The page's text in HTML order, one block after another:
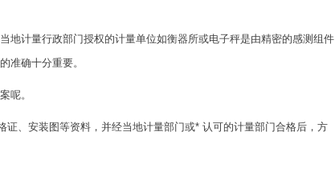
地计量行政部门授权的计量单位如衡器所或电子秤是由精密的感测组件
准确十分重要。
呢。
、安装图等资料，并经当地计量部门或* 认可的计量部门合格后，方